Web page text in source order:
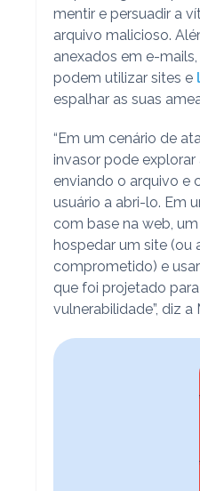
mentir e persuadir a
arquivo malicioso.
anexados em e-
podem utilizar sites e
espalhar as suas
“Em um cenário de
invasor pode
enviando o arquivo e
usuário a abri-lo. Em
com base na web,
hospedar um site (ou
comprometido) e
que foi projetado
vulnerabilidade”, diz a